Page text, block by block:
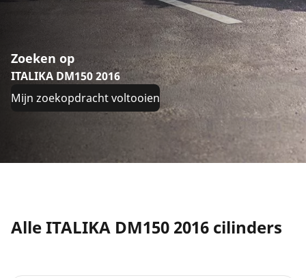
Zoeken op
ITALIKA DM150 2016
Mijn zoekopdracht voltooien
Alle ITALIKA DM150 2016 cilinders